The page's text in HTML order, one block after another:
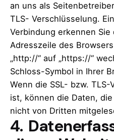
an uns als
TLS- Verschlüsselung.
Verbindung erkennen Sie
Adresszeile des
„http://“ auf „https://“
Schloss-Symbol in Ihrer
Wenn die SSL- bzw.
ist, können die Daten,
nicht von Dritten
4.